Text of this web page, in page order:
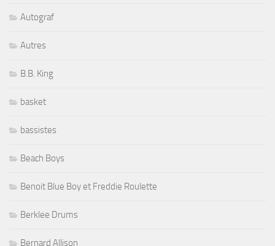
Autograf
Autres
B.B. King
basket
bassistes
Beach Boys
Benoit Blue Boy et Freddie Roulette
Berklee Drums
Bernard Allison